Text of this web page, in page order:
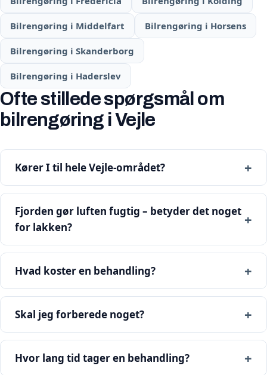
Bilrengøring i Middelfart Bilrengøring i Horsens
Bilrengøring i Skanderborg
Bilrengøring i Haderslev
Ofte stillede spørgsmål om
bilrengøring i Vejle
Kører I til hele Vejle-området?
Fjorden gør luften fugtig – betyder det noget
for lakken?
Hvad koster en behandling?
Skal jeg forberede noget?
Hvor lang tid tager en behandling?